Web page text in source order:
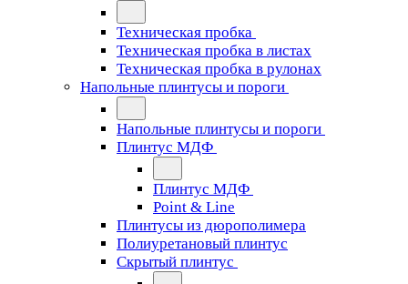
Техническая пробка
Техническая пробка в листах
Техническая пробка в рулонах
Напольные плинтусы и пороги
Напольные плинтусы и пороги
Плинтус МДФ
Плинтус МДФ
Point & Line
Плинтусы из дюрополимера
Полиуретановый плинтус
Скрытый плинтус